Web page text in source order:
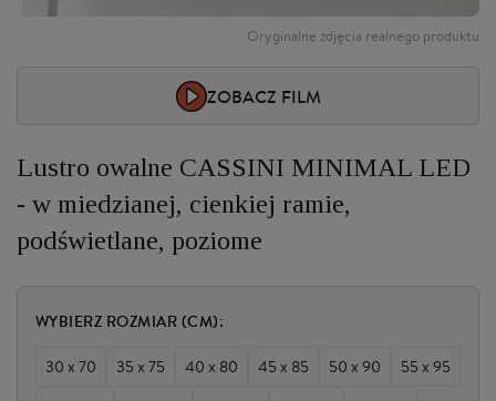
Oryginalne zdjęcia realnego produktu
ZOBACZ FILM
Lustro owalne CASSINI MINIMAL LED
- w miedzianej, cienkiej ramie,
podświetlane, poziome
WYBIERZ ROZMIAR (CM):
30 x 70 35 x 75 40 x 80 45 x 85 50 x 90
55 x 95